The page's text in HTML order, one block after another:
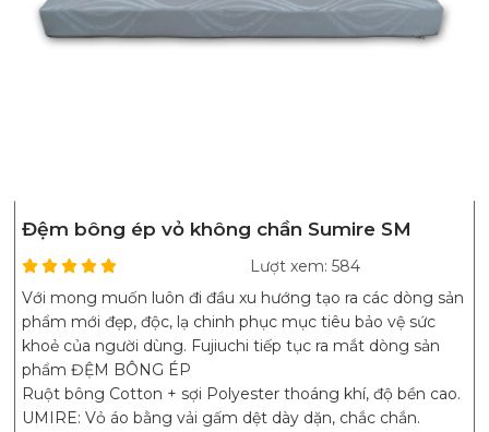
Đệm bông ép vỏ không chần Sumire SM
Lượt xem: 584
Với mong muốn luôn đi đầu xu hướng tạo ra các dòng sản
phẩm mới đẹp, độc, lạ chinh phục mục tiêu bảo vệ sức
khoẻ của người dùng. Fujiuchi tiếp tục ra mắt dòng sản
phẩm ĐỆM BÔNG ÉP
Ruột bông Cotton + sợi Polyester thoáng khí, độ bền cao.
UMIRE: Vỏ áo bằng vải gấm dệt dày dặn, chắc chắn.